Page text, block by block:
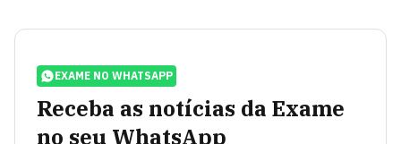
EXAME NO WHATSAPP
Receba as notícias da Exame
no seu WhatsApp